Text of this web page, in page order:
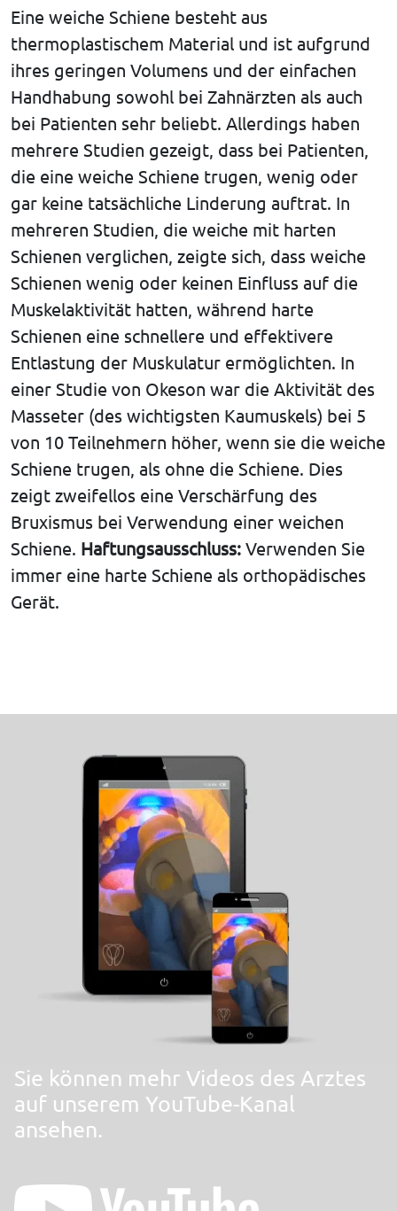
Eine weiche Schiene besteht aus
thermoplastischem Material und ist aufgrund
ihres geringen Volumens und der einfachen
Handhabung sowohl bei Zahnärzten als auch
bei Patienten sehr beliebt. Allerdings haben
mehrere Studien gezeigt, dass bei Patienten,
die eine weiche Schiene trugen, wenig oder
gar keine tatsächliche Linderung auftrat. In
mehreren Studien, die weiche mit harten
Schienen verglichen, zeigte sich, dass weiche
Schienen wenig oder keinen Einfluss auf die
Muskelaktivität hatten, während harte
Schienen eine schnellere und effektivere
Entlastung der Muskulatur ermöglichten. In
einer Studie von Okeson war die Aktivität des
Masseter (des wichtigsten Kaumuskels) bei 5
von 10 Teilnehmern höher, wenn sie die weiche
Schiene trugen, als ohne die Schiene. Dies
zeigt zweifellos eine Verschärfung des
Bruxismus bei Verwendung einer weichen
Schiene. Haftungsausschluss: Verwenden Sie
immer eine harte Schiene als orthopädisches
Gerät.
Sie können mehr Videos des Arztes
auf unserem YouTube-Kanal
ansehen.